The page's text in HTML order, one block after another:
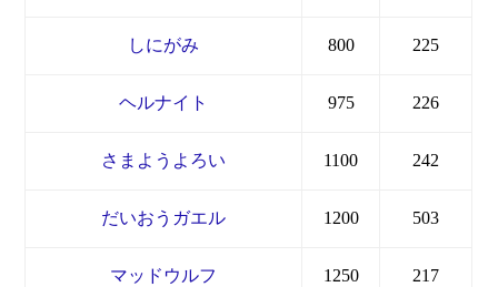
しにがみ 800 225
ヘルナイト 975 226
さまようよろい 1100 242
だいおうガエル 1200 503
マッドウルフ 1250 217